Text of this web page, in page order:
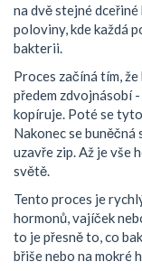
na dvě stejné
poloviny, kde každá
bakterii.
Proces začíná tím,
předem zdvojnásobí
kopíruje. Poté se
Nakonec se buněčná
uzavře zip. Až je vše
světě.
Tento proces je
hormonů, vajíček
to je přesně to, co
břiše nebo na mokré